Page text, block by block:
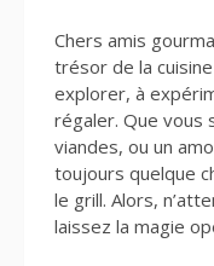
Chers amis
trésor de la
explorer, à
régaler. Que vous
viandes, ou un
toujours quelque
le grill. Alors,
laissez la magie